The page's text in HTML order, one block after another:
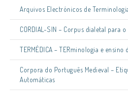
Arquivos Electrónicos de
CORDIAL-SIN – Corpus dialetal para
TERMÉDICA – TERminologia e ensino
Corpora do Português Medieval –
Automáticas